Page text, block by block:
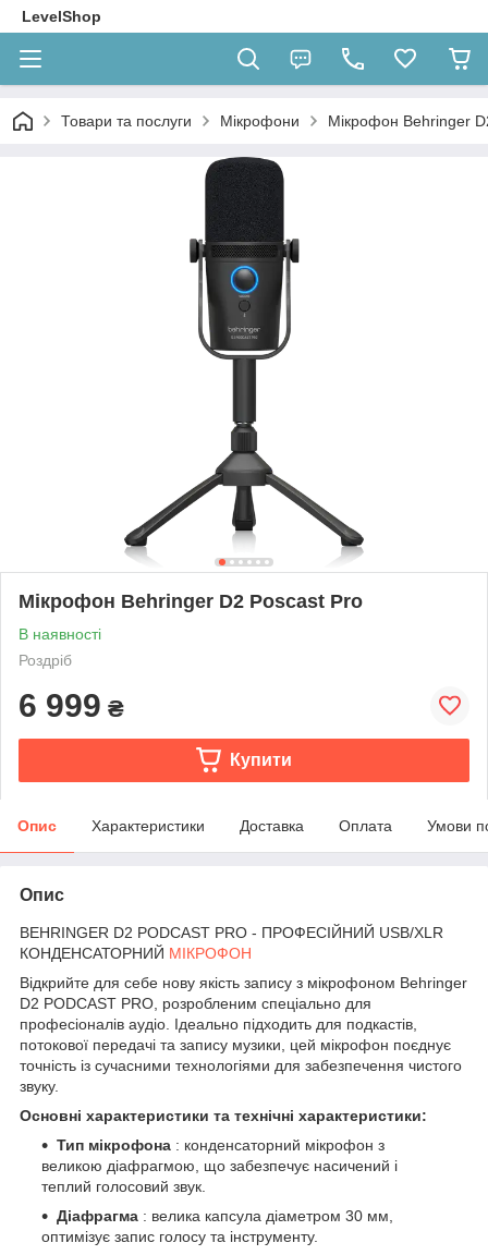
LevelShop
Товари та послуги Мікрофони Мікрофон Behringer
Мікрофон Behringer D2 Poscast Pro
В наявності
Роздріб
6 999 ₴
Купити
Опис Характеристики Доставка Оплата Умови
Опис
‌BEHRINGER D2 PODCAST PRO - ПРОФЕСІЙНИЙ USB/XLR
КОНДЕНСАТОРНИЙ МІКРОФОН
Відкрийте для себе нову якість запису з мікрофоном Behringer
D2 PODCAST PRO, розробленим спеціально для
професіоналів аудіо. Ідеально підходить для подкастів,
потокової передачі та запису музики, цей мікрофон поєднує
точність із сучасними технологіями для забезпечення чистого
звуку.
Основні характеристики та технічні характеристики:
Тип мікрофона : конденсаторний мікрофон з
великою діафрагмою, що забезпечує насичений і
теплий голосовий звук.
Діафрагма : велика капсула діаметром 30 мм,
оптимізує запис голосу та інструменту.